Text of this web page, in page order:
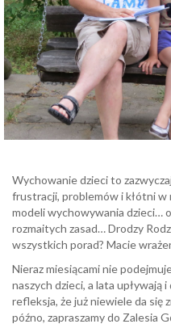
Wychowanie dzieci to
frustracji, problemów i kłótni
modeli wychowywania dzieci…
rozmaitych zasad… Drodzy
wszystkich porad? Macie
Nieraz miesiącami nie
naszych dzieci, a lata upływają
refleksja, że już niewiele da się
późno, zapraszamy do Zalesia